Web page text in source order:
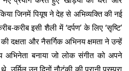
जिनमें पियूष ने देह से अभिव्यक्ति की नई
करीब इसी शैली में ‘दर्पण’ के लिए ‘सृष्टि’
दक्षता और नैसर्गिक अभिनय क्षमता ने उन्हें
अभिनेता बनाया जो लोक संगीत को अपने
उन दिनों नौटंकी की पुरानी परम्परा